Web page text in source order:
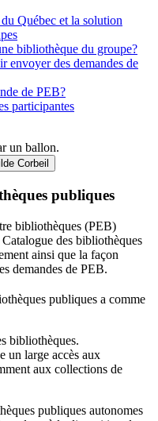
Québec et la solution
bibliothèque du groupe?
envoyer des demandes de
de PEB?
participantes
Corbeil
publiques
bibliothèques (PEB)
des bibliothèques
ainsi que la façon
demandes de PEB.
publiques a comme
bibliothèques.
un large accès aux
aux collections de
èques publiques autonomes